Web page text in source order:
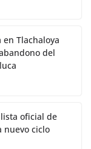
Tlachaloya
del
oficial de
nuevo ciclo